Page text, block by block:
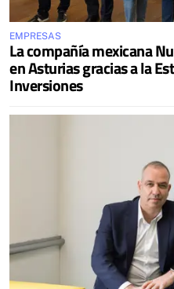
EMPRESAS
La compañía mexicana
en Asturias gracias a la
Inversiones